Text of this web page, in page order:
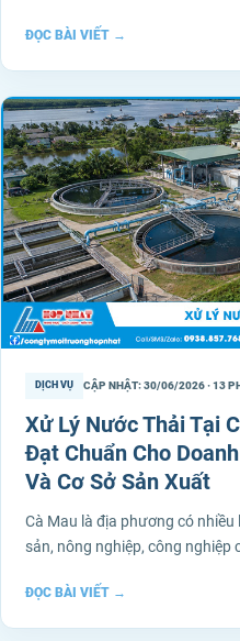
ĐỌC BÀI VIẾT →
DỊCH VỤ CẬP NHẬT: 30/06/2026 · 13
Xử Lý Nước Thải Tại
Đạt Chuẩn Cho
Và Cơ Sở Sản Xuất
Cà Mau là địa phương có
sản, nông nghiệp, công nghiệp
ĐỌC BÀI VIẾT →